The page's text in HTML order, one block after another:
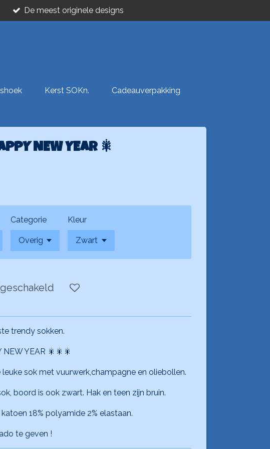
De meest originele designs
Kerst SOKn.
Cadeauverpakking
NEW YEAR 🎇
Categorie Kleur
trendy sokken.
NEW YEAR 🎇🎇🎇
leuke sok met vuurwerk,champagne en oliebollen.
boord is ook zwart. Hak en teen zijn bruin.
18% polyamide 2% elastaan.
te geven !